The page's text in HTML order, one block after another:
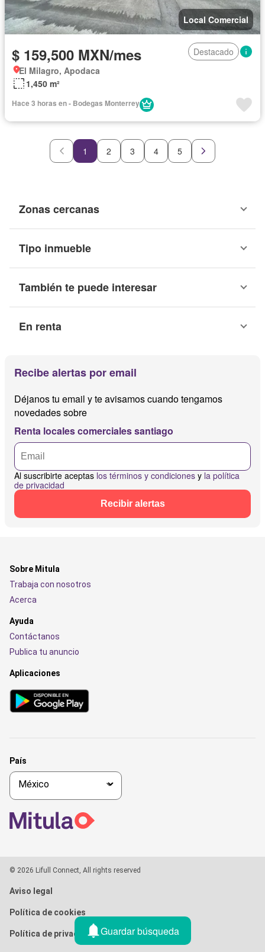
Local Comercial
$ 159,500 MXN/mes
Destacado
El Milagro, Apodaca
1,450 m²
Hace 3 horas en - Bodegas Monterrey
1 2 3 4 5
Zonas cercanas
Tipo inmueble
También te puede interesar
En renta
Recibe alertas por email
Déjanos tu email y te avisamos cuando tengamos
novedades sobre
Renta locales comerciales santiago
Al suscribirte aceptas los términos y condiciones y la política
de privacidad
Recibir alertas
Guardar búsqueda
Sobre Mitula
Trabaja con nosotros
Acerca
Ayuda
Contáctanos
Publica tu anuncio
Aplicaciones
País
© 2026 Lifull Connect, All rights reserved
Aviso legal
Política de cookies
Política de privacidad